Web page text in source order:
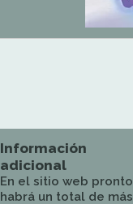
Información
adicional
En el sitio web pronto
habrá un total de más